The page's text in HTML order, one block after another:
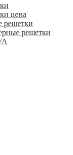
цена
решетки
решетки